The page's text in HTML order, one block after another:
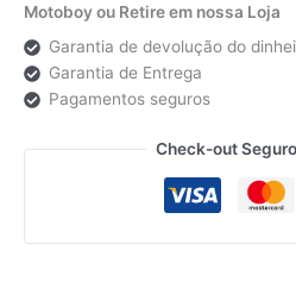
Motoboy ou Retire em nossa Loja
Garantia de devolução do
Garantia de Entrega
Pagamentos seguros
Check-out